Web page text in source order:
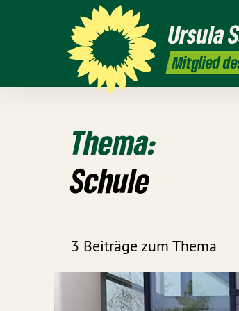
Ursula
Mitglied
Thema:
Schule
3 Beiträge zum Thema